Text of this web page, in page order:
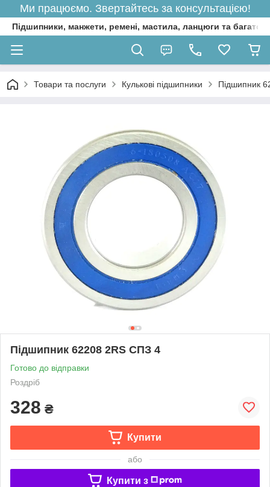
Ми працюємо. Звертайтесь за консультацією!
Підшипники, манжети, ремені, мастила, ланцюги та багато
Товари та послуги Кулькові підшипники Підшипник
Підшипник 62208 2RS СПЗ 4
Готово до відправки
Роздріб
328 ₴
Купити
або
Купити з